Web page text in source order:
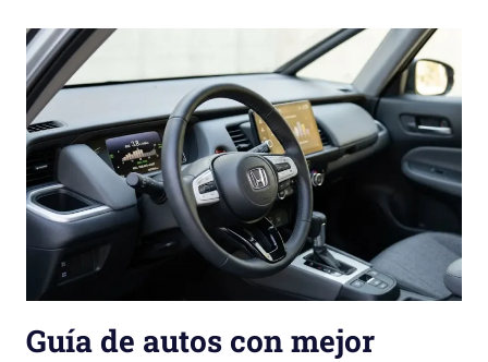
Guía de autos con mejor